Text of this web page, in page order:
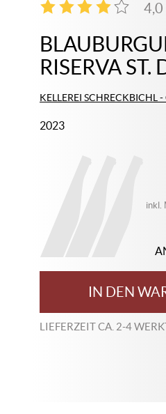
RISERVA ST.
KELLEREI SCHRECKBICHL
2023
4,0
2
inkl.
IN DEN
LIEFERZEIT CA. 2-4